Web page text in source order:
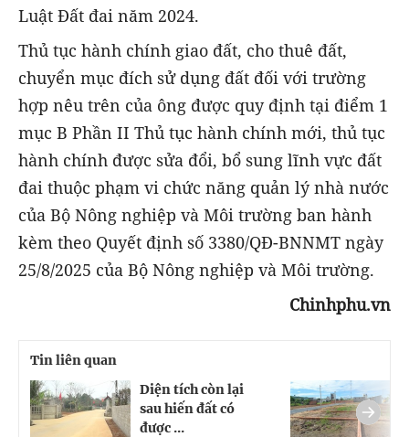
Luật Đất đai năm 2024.
Thủ tục hành chính giao đất, cho thuê đất,
chuyển mục đích sử dụng đất đối với trường
hợp nêu trên của ông được quy định tại điểm 1
mục B Phần II Thủ tục hành chính mới, thủ tục
hành chính được sửa đổi, bổ sung lĩnh vực đất
đai thuộc phạm vi chức năng quản lý nhà nước
của Bộ Nông nghiệp và Môi trường ban hành
kèm theo Quyết định số 3380/QĐ-BNNMT ngày
25/8/2025 của Bộ Nông nghiệp và Môi trường.
Chinhphu.vn
Tin liên quan
Diện tích còn lại
sau hiến đất có
được ...